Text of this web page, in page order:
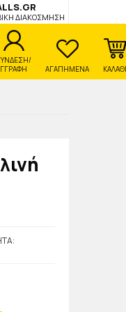
ΔΙΑΚΟΣΜΗΣΗ
ΑΓΑΠΗΜΕΝΑ